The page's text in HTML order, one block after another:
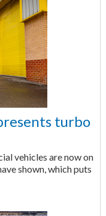
turbo
vehicles are now on
shown, which puts